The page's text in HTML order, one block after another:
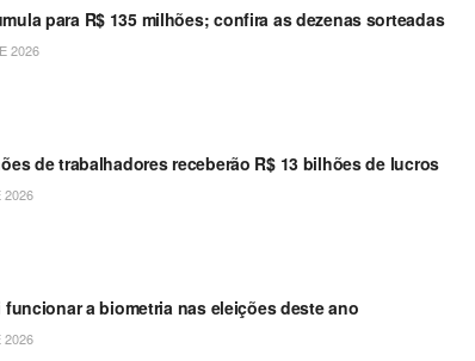
para R$ 135 milhões; confira as dezenas sorteadas
2026
de trabalhadores receberão R$ 13 bilhões de lucros
2026
funcionar a biometria nas eleições deste ano
2026